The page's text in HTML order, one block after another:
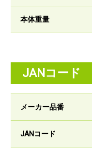
本体重量
JANコード
メーカー品番
JANコード